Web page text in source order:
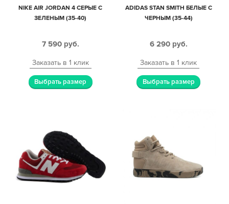
NIKE AIR JORDAN 4 СЕРЫЕ С
ЗЕЛЕНЫМ (35-40)
7 590 руб.
Заказать в 1 клик
Выбрать размер
ADIDAS STAN SMITH БЕЛЫЕ С
ЧЕРНЫМ (35-44)
6 290 руб.
Заказать в 1 клик
Выбрать размер